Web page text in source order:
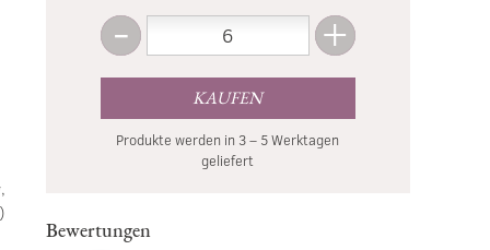
-Weniger +Mehr
KAUFEN
Produkte werden in 3 – 5 Werktagen
geliefert
Bewertungen